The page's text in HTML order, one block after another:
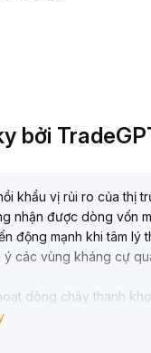
bởi
khẩu vị rủi ro của thị
nhận được dòng vốn
động mạnh khi tâm
các vùng kháng cự
dòng chảy thanh